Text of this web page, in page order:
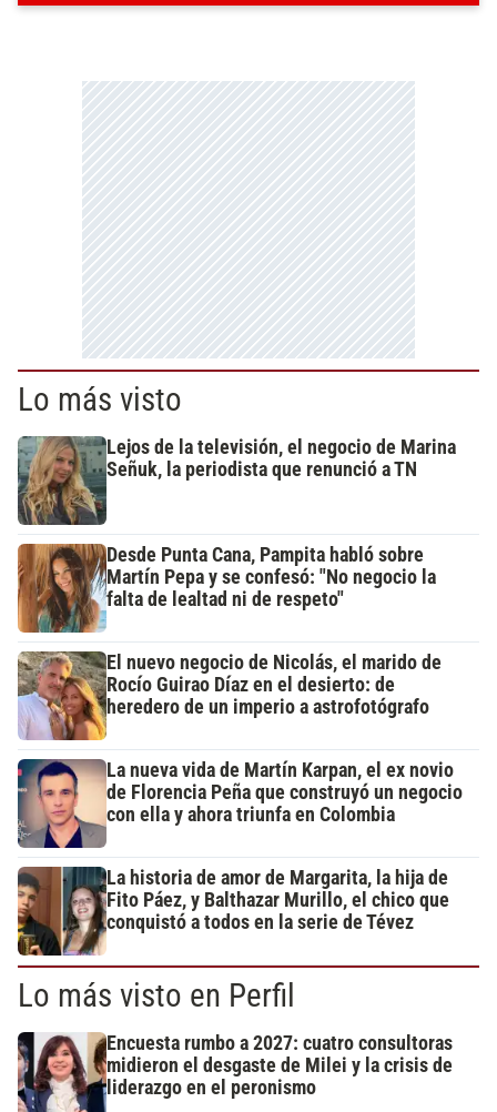
Lo más visto
Lejos de la televisión, el negocio de Marina
Señuk, la periodista que renunció a TN
Desde Punta Cana, Pampita habló sobre
Martín Pepa y se confesó: "No negocio la
falta de lealtad ni de respeto"
El nuevo negocio de Nicolás, el marido de
Rocío Guirao Díaz en el desierto: de
heredero de un imperio a astrofotógrafo
La nueva vida de Martín Karpan, el ex novio
de Florencia Peña que construyó un negocio
con ella y ahora triunfa en Colombia
La historia de amor de Margarita, la hija de
Fito Páez, y Balthazar Murillo, el chico que
conquistó a todos en la serie de Tévez
Lo más visto en Perfil
Encuesta rumbo a 2027: cuatro consultoras
midieron el desgaste de Milei y la crisis de
liderazgo en el peronismo